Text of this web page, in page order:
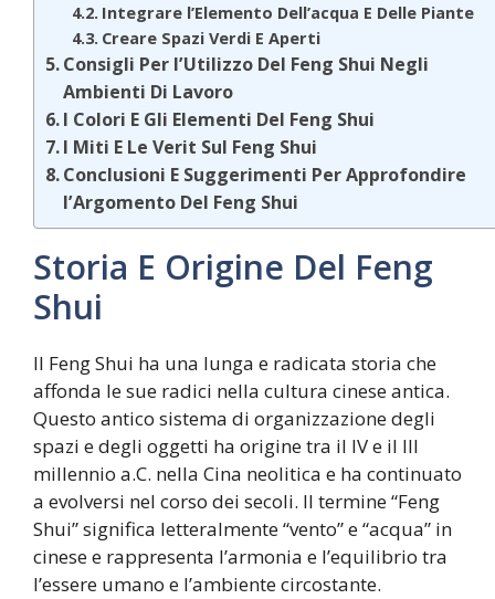
Integrare l’Elemento Dell’acqua E Delle Piante
Creare Spazi Verdi E Aperti
Consigli Per l’Utilizzo Del Feng Shui Negli
Ambienti Di Lavoro
I Colori E Gli Elementi Del Feng Shui
I Miti E Le Verit Sul Feng Shui
Conclusioni E Suggerimenti Per Approfondire
l’Argomento Del Feng Shui
Storia E Origine Del Feng
Shui
Il Feng Shui ha una lunga e radicata storia che
affonda le sue radici nella cultura cinese antica.
Questo antico sistema di organizzazione degli
spazi e degli oggetti ha origine tra il IV e il III
millennio a.C. nella Cina neolitica e ha continuato
a evolversi nel corso dei secoli. Il termine “Feng
Shui” significa letteralmente “vento” e “acqua” in
cinese e rappresenta l’armonia e l’equilibrio tra
l’essere umano e l’ambiente circostante.